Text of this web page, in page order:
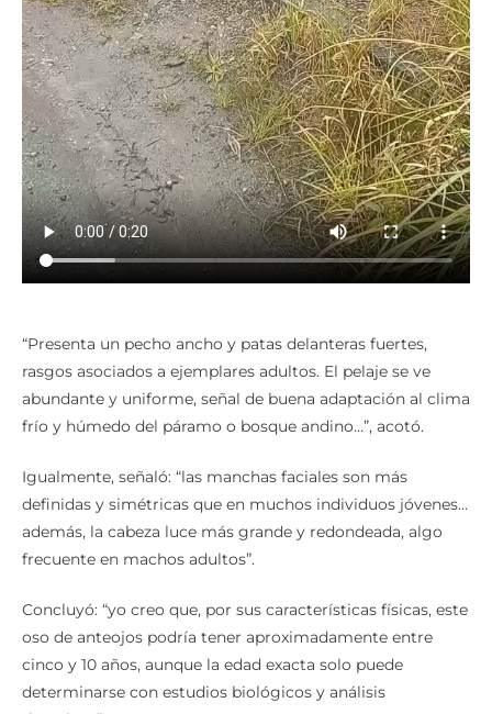
“Presenta un pecho ancho y patas delanteras fuertes,
rasgos asociados a ejemplares adultos. El pelaje se ve
abundante y uniforme, señal de buena adaptación al clima
frío y húmedo del páramo o bosque andino…”, acotó.
Igualmente, señaló: “las manchas faciales son más
definidas y simétricas que en muchos individuos jóvenes…
además, la cabeza luce más grande y redondeada, algo
frecuente en machos adultos”.
Concluyó: “yo creo que, por sus características físicas, este
oso de anteojos podría tener aproximadamente entre
cinco y 10 años, aunque la edad exacta solo puede
determinarse con estudios biológicos y análisis